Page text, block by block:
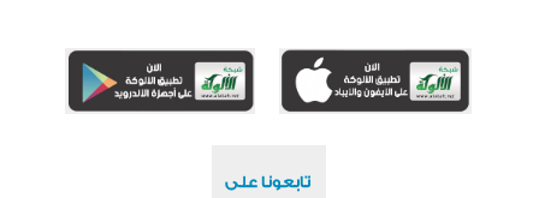
اختتام الدورة التاسعة لمسابقة حفظ وتلاوة القرآن الكريم في أزناكاييف